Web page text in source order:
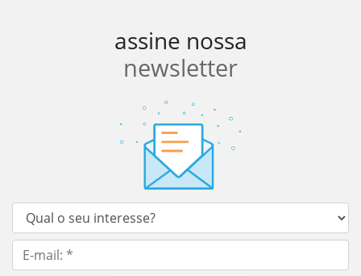
assine nossa
newsletter